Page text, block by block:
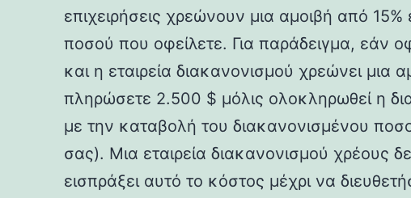
επιχειρήσεις χρεώνουν μια αμοιβή από
ποσού που οφείλετε. Για παράδειγμα, εάν
και η εταιρεία διακανονισμού χρεώνει μια
πληρώσετε 2.500 $ μόλις ολοκληρωθεί η
με την καταβολή του διακανονισμένου
σας). Μια εταιρεία διακανονισμού χρέους
εισπράξει αυτό το κόστος μέχρι να